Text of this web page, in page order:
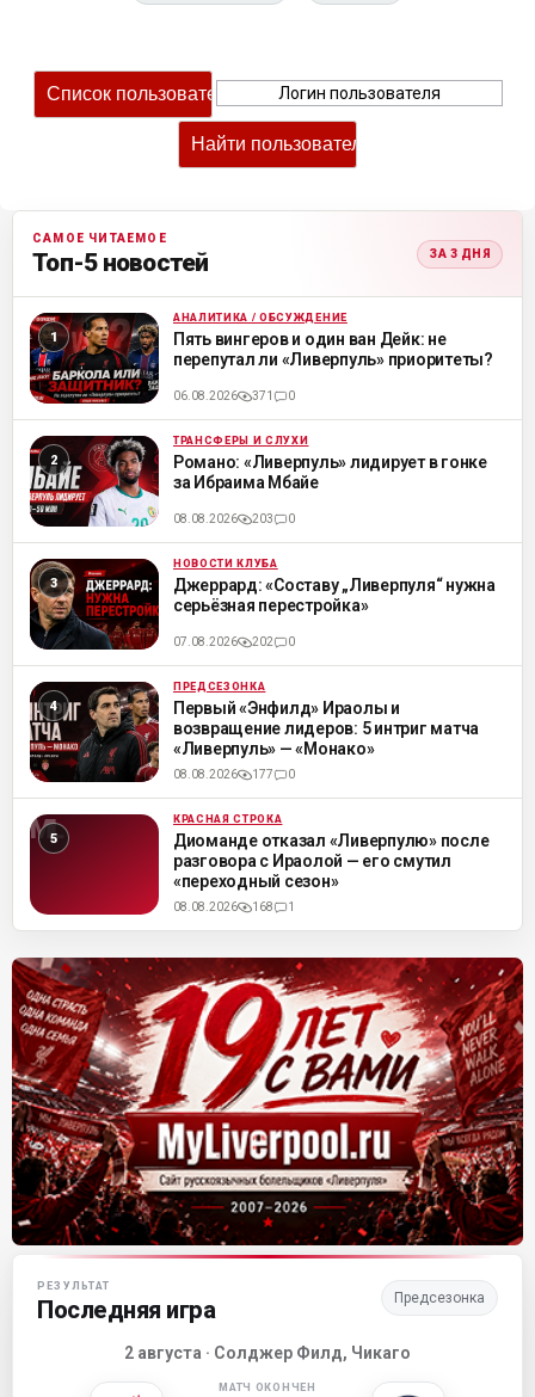
САМОЕ ЧИТАЕМОЕ
Топ-5 новостей ЗА 3 ДНЯ
ML АНАЛИТИКА / ОБСУЖДЕНИЕ
Пять вингеров и один ван Дейк: не
перепутал ли «Ливерпуль» приоритеты?
06.08.2026 371 0
ML ТРАНСФЕРЫ И СЛУХИ
Романо: «Ливерпуль» лидирует в гонке
за Ибраима Мбайе
08.08.2026 203 0
ML НОВОСТИ КЛУБА
Джеррард: «Составу „Ливерпуля“ нужна
серьёзная перестройка»
07.08.2026 202 0
ML ПРЕДСЕЗОНКА
Первый «Энфилд» Ираолы и
возвращение лидеров: 5 интриг матча
«Ливерпуль» — «Монако»
08.08.2026 177 0
ML КРАСНАЯ СТРОКА
Диоманде отказал «Ливерпулю» после
разговора с Ираолой — его смутил
«переходный сезон»
08.08.2026 168 1
Матч-центр «Ливерпуля»
РЕЗУЛЬТАТ
Последняя игра Предсезонка
2 августа · Солджер Филд, Чикаго
МАТЧ ОКОНЧЕН